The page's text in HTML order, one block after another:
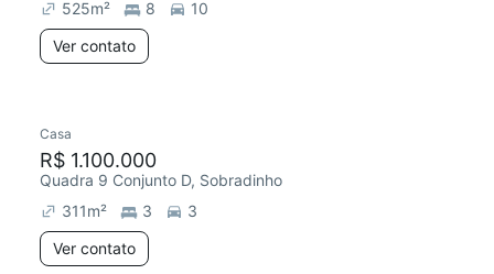
525m² 8
10
Ver contato
Casa
R$ 1.100.000
Quadra 9 Conjunto D, Sobradinho
311m² 3
3
Ver contato